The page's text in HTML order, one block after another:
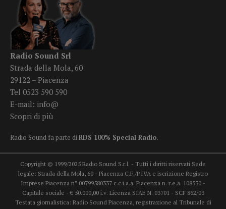
Radio Sound Srl
Strada della Mola, 60
29122 – Piacenza
Tel 0523 590 590
E-mail: info@
Scopri di più
Radio Sound fa parte diRDS 100% Special Radio.
Copyright © 1999/2025 Radio Sound S.r.l. - Tutti i diritti riservati Sede
legale: Strada della Mola, 60 - Piacenza C.F./P.IVA e iscrizione Registro
Imprese Piacenza n° 00799580337 c.c.i.a.a. Piacenza n. r.e.a. 108530 -
Capitale sociale - € 50.000,00 i.v. Licenza SIAE N. 03701 - SCF 862/03
Testata giornalistica: Radio Sound Piacenza, registrazione al Tribunale di